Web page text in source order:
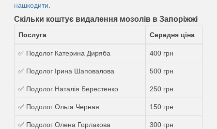
нашкодити
Скільки коштує видалення мозолів в Запоріжжі
Послуга Середня ціна
✅ Подолог Катерина Диряба 400 грн
✅ Подолог Ірина Шаповалова 500 грн
✅ Подолог Наталія Берестенко 250 грн
✅ Подолог Ольга Черная 150 грн
✅ Подолог Олена Горлакова 300 грн